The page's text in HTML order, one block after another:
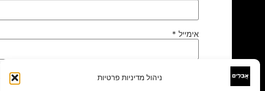
ניהול מדיניות פרטיות
אימייל *